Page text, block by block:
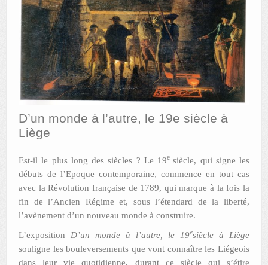
FONDS PATRIMONIAUX
AUTRES LIEUX
ANIMATIONS DES MUSÉES
PUBLICATIONS
LES APPELS À PROJETS
LE PORTAIL DES COLLECTIONS
D’un monde à l’autre, le 19e siècle à
Liège
Est-il le plus long des siècles ? Le 19e siècle, qui signe les
débuts de l’Epoque contemporaine, commence en tout cas
avec la Révolution française de 1789, qui marque à la fois la
fin de l’Ancien Régime et, sous l’étendard de la liberté,
l’avènement d’un nouveau monde à construire.
L’exposition D’un monde à l’autre, le 19esiècle à Liège
souligne les bouleversements que vont connaître les Liégeois
dans leur vie quotidienne, durant ce siècle qui s’étire